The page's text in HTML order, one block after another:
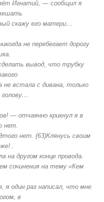
Игнатий, — сообщил я
скажу его матери…
не перебегает дорогу
вывод, что трубку
не встала с дивана, только
голову…
— отчаянно крикнул я в
нет.
нет. (63)Клянусь своим
на другом конце провода.
сочинения на тему «Кем
я один раз написал, что мне
в